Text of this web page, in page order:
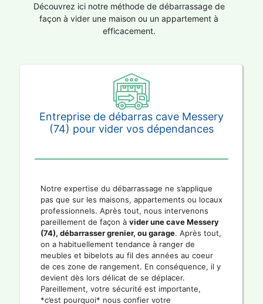
Découvrez ici notre méthode de débarrassage de
façon à vider une maison ou un appartement à
efficacement.
Entreprise de débarras cave Messery
(74) pour vider vos dépendances
Notre expertise du débarrassage ne s’applique
pas que sur les maisons, appartements ou locaux
professionnels. Après tout, nous intervenons
pareillement de façon à vider une cave Messery
(74), débarrasser grenier, ou garage. Après tout,
on a habituellement tendance à ranger de
meubles et bibelots au fil des années au coeur
de ces zone de rangement. En conséquence, il y
devient dès lors délicat de se déplacer.
Pareillement, votre sécurité est importante,
*c’est pourquoi* nous confier votre